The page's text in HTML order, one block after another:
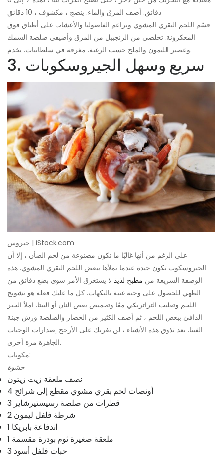
دقائق. أضف المرق والماء. ينضج ، مكشوف ، 10 دقائق
قسّم اللحم البقري المشوي وبراعم الفاصوليا والأعشاب على أطباق فوق
المعكرونة. تخلصي من الزنجبيل من المرق وأضيفي صلصة السمك
وعصير الليمون والملح حسب الرغبة. مغرفة في سلطانيات. يخدم.
3. سريع وسهل الجيروسكوبات
جيروس | iStock.com
على الرغم من أنها غالبًا ما تكون مصنوعة من لحم الضأن ، إلا أن
الجيروسكوب تكون جيدة عندما تملأها ببعض اللحم البقري المشوي. هذه
الوصفة السريعة من مطبخ لذيذ لا يستغرق الأمر سوى بضع دقائق من
الطهي للحصول على وجبة غنية بالنكهات. كل ما عليك فعله هو تشويح
اللحم وتقليب التزاتزيكي معًا وتحميص بعض النان أو البيتا. املأ الخبز
الدافئ ببعض اللحم ، ثم أضف الكثير من الخضار والصلصة ورش جبنة
الفيتا. بعد تذوق هذه الأشياء ، لن تغريك على الأرجح إصدارات الوجبات
الجاهزة مرة أخرى.
مكونات:
حشوة
نصف ملعقة زيت زيتون
4 أونصات لحم بقري مشوي مقطع إلى شرائح
3 قطرات من صلصة رسيستيرشاير
2 شرطة فلفل ليمون
1 اندفاعة بابريكا
1 ملعقة صغيرة ثوم بودرة مقسمة
3 حبات فلفل أسود